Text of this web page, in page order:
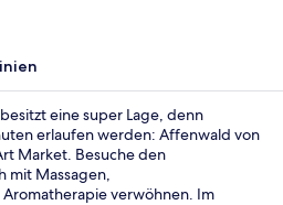
eine super Lage, denn
erlaufen werden: Affenwald von
Market. Besuche den
mit Massagen,
verwöhnen. Im